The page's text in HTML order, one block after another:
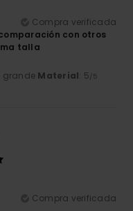
Compra verificada
con otros
talla
grande Material: 5/5
Compra verificada